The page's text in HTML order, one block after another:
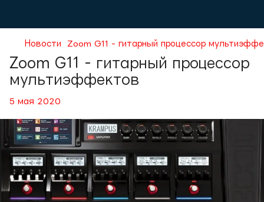
Новости Zoom G11 - гитарный процессор
Zoom G11 - гитарный процессор
мультиэффектов
5 мая 2020